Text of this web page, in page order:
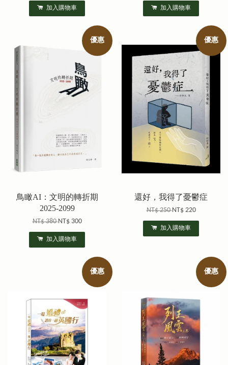
加入購物車 加入購物車
優惠
鳥瞰AI：文明的轉折期
2025-2099
NT$ 380NT$ 300
加入購物車
優惠
還好，我得了憂鬱症
NT$ 250NT$ 220
加入購物車
優惠 優惠